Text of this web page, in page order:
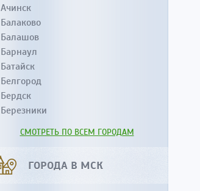
Ачинск
Балаково
Балашов
Барнаул
Батайск
Белгород
Бердск
Березники
СМОТРЕТЬ ПО ВСЕМ ГОРОДАМ
ГОРОДА В МСК